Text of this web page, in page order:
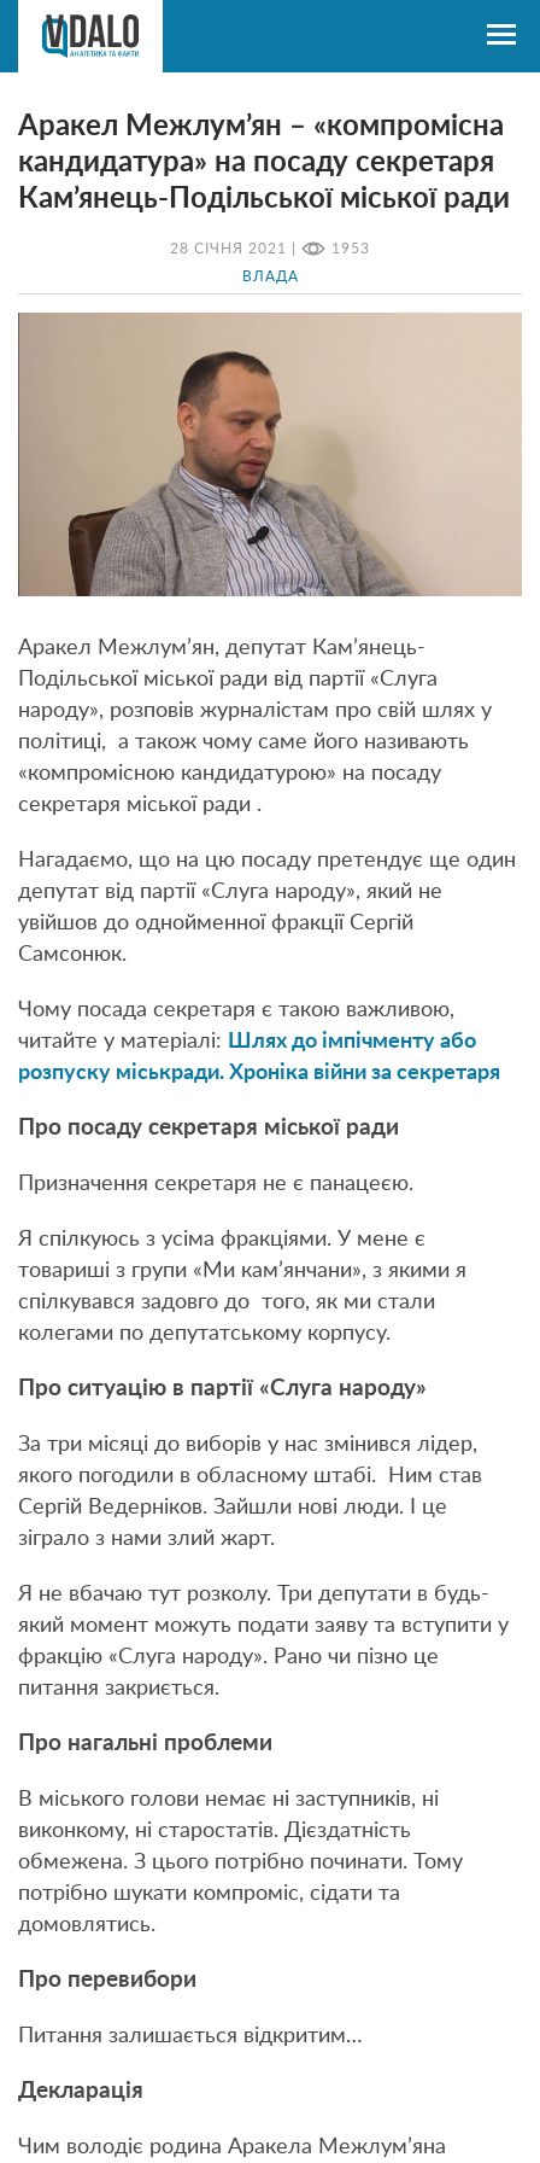
28 СІЧНЯ 2021 | 1953
ВЛАДА
Аракел Межлум’ян – «компромісна
кандидатура» на посаду секретаря
Кам’янець-Подільської міської ради
Аракел Межлум’ян, депутат Кам’янець-
Подільської міської ради від партії «Слуга
народу», розповів журналістам про свій шлях у
політиці, а також чому саме його називають
«компромісною кандидатурою» на посаду
секретаря міської ради .
Нагадаємо, що на цю посаду претендує ще один
депутат від партії «Слуга народу», який не
увійшов до однойменної фракції Сергій
Самсонюк.
Чому посада секретаря є такою важливою,
читайте у матеріалі: Шлях до імпічменту або
розпуску міськради. Хроніка війни за секретаря
Про посаду секретаря міської ради
Призначення секретаря не є панацеєю.
Я спілкуюсь з усіма фракціями. У мене є
товариші з групи «Ми кам’янчани», з якими я
спілкувався задовго до того, як ми стали
колегами по депутатському корпусу.
Про ситуацію в партії «Слуга народу»
За три місяці до виборів у нас змінився лідер,
якого погодили в обласному штабі. Ним став
Сергій Ведерніков. Зайшли нові люди. І це
зіграло з нами злий жарт.
Я не вбачаю тут розколу. Три депутати в будь-
який момент можуть подати заяву та вступити у
фракцію «Слуга народу». Рано чи пізно це
питання закриється.
Про нагальні проблеми
В міського голови немає ні заступників, ні
виконкому, ні старостатів. Дієздатність
обмежена. З цього потрібно починати. Тому
потрібно шукати компроміс, сідати та
домовлятись.
Про перевибори
Питання залишається відкритим…
Декларація
Чим володіє родина Аракела Межлум’яна